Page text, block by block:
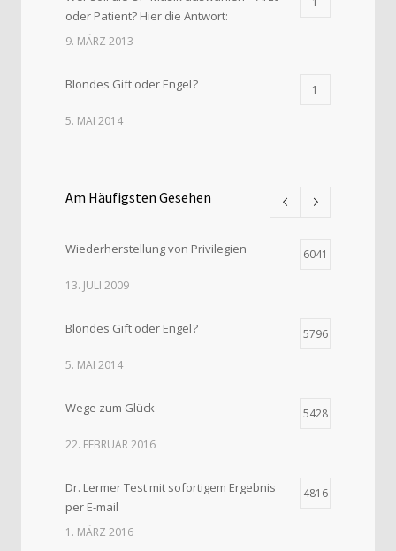
oder Patient? Hier die Antwort:
9. MÄRZ 2013
Blondes Gift oder Engel ? 1
5. MAI 2014
Am Häufigsten Gesehen
Wiederherstellung von Privilegien 6041
13. JULI 2009
Blondes Gift oder Engel ? 5796
5. MAI 2014
Wege zum Glück 5428
22. FEBRUAR 2016
Dr. Lermer Test mit sofortigem Ergebnis
per E-mail
4816
1. MÄRZ 2016